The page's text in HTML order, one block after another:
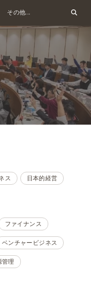
その他...
ス 日本的経営
ファイナンス
ベンチャービジネス
管理